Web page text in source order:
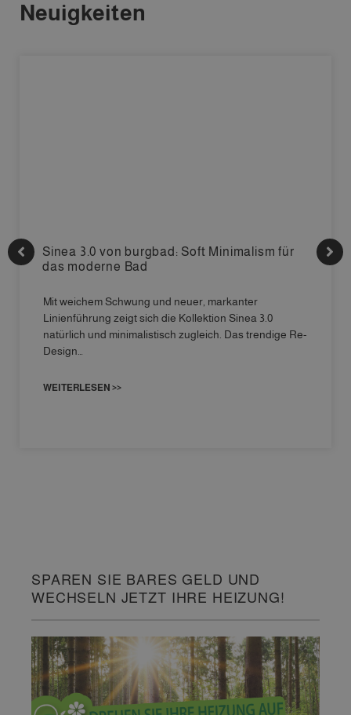
Neuigkeiten
Sinea 3.0 von burgbad: Soft Minimalism für
das moderne Bad
Mit weichem Schwung und neuer, markanter
Linienführung zeigt sich die Kollektion Sinea 3.0
natürlich und minimalistisch zugleich. Das trendige Re-
Design…
WEITERLESEN >>
SPAREN SIE BARES GELD UND
WECHSELN JETZT IHRE HEIZUNG!